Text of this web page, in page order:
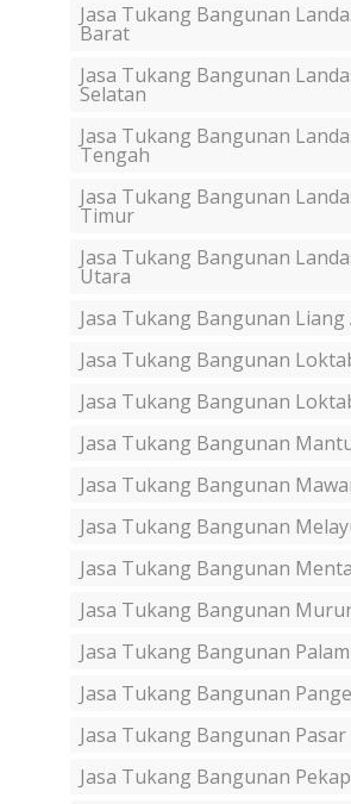
Jasa Tukang Bangunan
Barat
Jasa Tukang Bangunan
Selatan
Jasa Tukang Bangunan
Tengah
Jasa Tukang Bangunan
Timur
Jasa Tukang Bangunan
Utara
Jasa Tukang Bangunan
Jasa Tukang Bangunan
Jasa Tukang Bangunan
Jasa Tukang Bangunan
Jasa Tukang Bangunan
Jasa Tukang Bangunan
Jasa Tukang Bangunan
Jasa Tukang Bangunan
Jasa Tukang Bangunan Palam
Jasa Tukang Bangunan
Jasa Tukang Bangunan Pasar
Jasa Tukang Bangunan